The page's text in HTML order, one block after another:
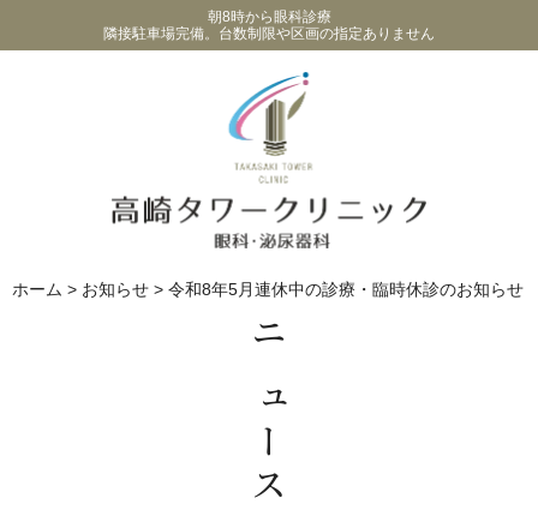
朝8時から眼科診療
隣接駐車場完備。台数制限や区画の指定ありません
ホーム > お知らせ > 令和8年5月連休中の診療・臨時休診のお知らせ
ニュース